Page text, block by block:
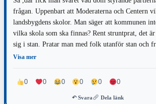
frågan. Uppenbart att Moderaterna och Centern
landsbygdens skolor. Man säger att kommunen
vilka skola som ska finnas? Rent struntprat, det
sig i stan. Pratar man med folk utanför stan och från andra håll i
landet, så lockar det att flytta till Värnamo stad, lika ned noll.
småländska landsbygden, kanske något att ta sig
minskning syns inte alls som kommunen vill
Visa mer
0 0 0 0 0 0
↶ Svara Dela länk